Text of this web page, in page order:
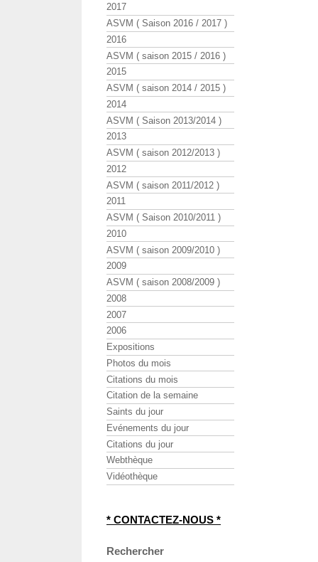
2017
ASVM ( Saison 2016 / 2017 )
2016
ASVM ( saison 2015 / 2016 )
2015
ASVM ( saison 2014 / 2015 )
2014
ASVM ( Saison 2013/2014 )
2013
ASVM ( saison 2012/2013 )
2012
ASVM ( saison 2011/2012 )
2011
ASVM ( Saison 2010/2011 )
2010
ASVM ( saison 2009/2010 )
2009
ASVM ( saison 2008/2009 )
2008
2007
2006
Expositions
Photos du mois
Citations du mois
Citation de la semaine
Saints du jour
Evénements du jour
Citations du jour
Webthèque
Vidéothèque
* CONTACTEZ-NOUS *
Rechercher